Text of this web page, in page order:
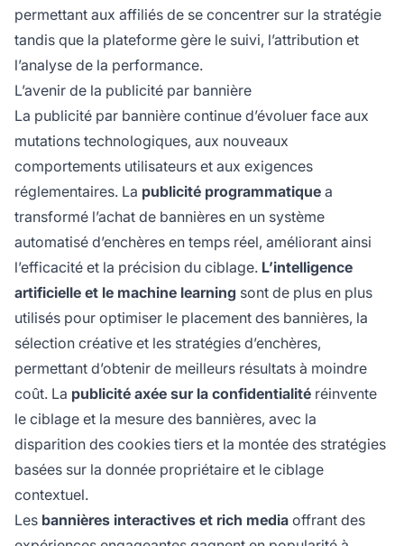
permettant aux affiliés de se concentrer sur la stratégie
tandis que la plateforme gère le suivi, l’attribution et
l’analyse de la performance.
L’avenir de la publicité par bannière
La publicité par bannière continue d’évoluer face aux
mutations technologiques, aux nouveaux
comportements utilisateurs et aux exigences
réglementaires. La publicité programmatique a
transformé l’achat de bannières en un système
automatisé d’enchères en temps réel, améliorant ainsi
l’efficacité et la précision du ciblage. L’intelligence
artificielle et le machine learning sont de plus en plus
utilisés pour optimiser le placement des bannières, la
sélection créative et les stratégies d’enchères,
permettant d’obtenir de meilleurs résultats à moindre
coût. La publicité axée sur la confidentialité réinvente
le ciblage et la mesure des bannières, avec la
disparition des cookies tiers et la montée des stratégies
basées sur la donnée propriétaire et le ciblage
contextuel.
Les bannières interactives et rich media offrant des